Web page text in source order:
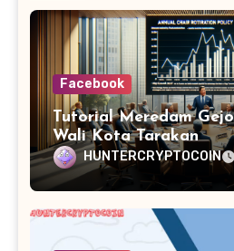
Facebook
Tutorial Meredam
Wali Kota Tarakan
HUNTERCRYPTOCOIN